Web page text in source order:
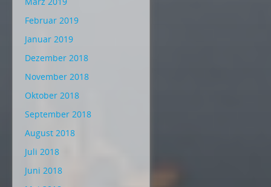
Februar 2019
Januar 2019
Dezember 2018
November 2018
Oktober 2018
September 2018
August 2018
Juli 2018
Juni 2018